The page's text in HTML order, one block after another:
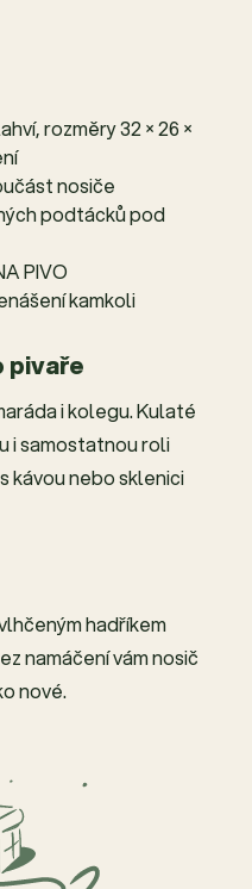
rozměry 32 × 26 ×
nosiče
podtácků pod
PIVO
kamkoli
pivaře
i kolegu. Kulaté
i samostatnou roli
kávou nebo sklenici
hadříkem
namáčení vám nosič
nové.